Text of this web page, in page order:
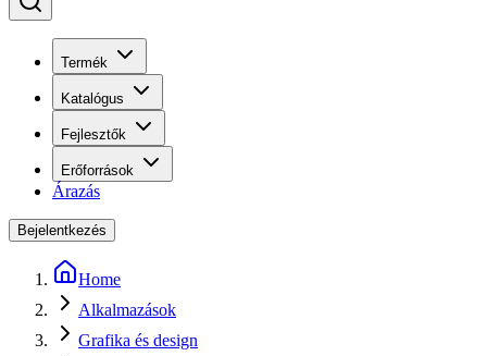
Termék
Katalógus
Fejlesztők
Erőforrások
Árazás
Bejelentkezés
Home
Alkalmazások
Grafika és design